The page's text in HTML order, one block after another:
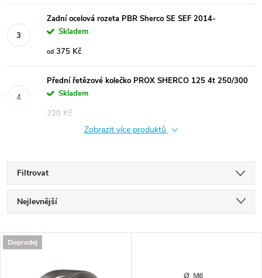
Zadní ocelová rozeta PBR Sherco SE SEF 2014-
Skladem
od 375 Kč
Přední řetězové kolečko PROX SHERCO 125 4t 250/300
Skladem
220 Kč
Zobrazit více produktů
Filtrovat
Ř
a
Nejlevnější
Nejprodávanější
Abecedně
V
Doprodej